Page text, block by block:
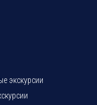
экскурсии